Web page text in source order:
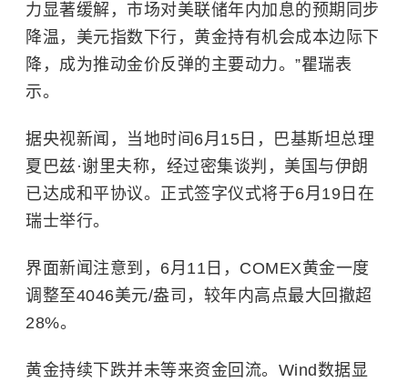
力显著缓解，市场对美联储年内加息的预期同步
降温，美元指数下行，黄金持有机会成本边际下
降，成为推动金价反弹的主要动力。”瞿瑞表
示。
据央视新闻， 当地时间6月15日，巴基斯坦总理
夏巴兹·谢里夫称，经过密集谈判，美国与伊朗
已达成和平协议。正式签字仪式将于6月19日在
瑞士举行。
界面新闻注意到，6月11日， COMEX黄金一度
调整至4046美元/盎司，较年内高点最大回撤超
28%。
黄金持续下跌并未等来资金回流。Wind数据显